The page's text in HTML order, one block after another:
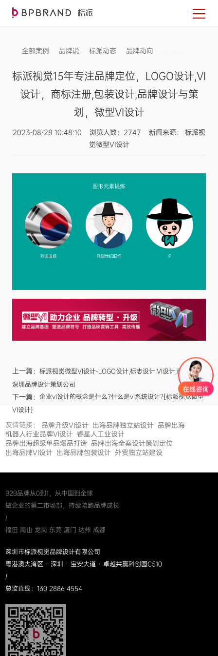
全部案例 品牌说 标派动态 品牌动向
标派视觉15年专注品牌定位，LOGO设计,VI
设计，商标注册,包装设计,品牌设计与策
划，微型VI设计
2023-08-28 10:48:10 浏览人数：2747 新闻来源： 标派视
觉微型VI设计
上一篇： 标派视觉微型VI设计-LOGO设计,标志设计,VI设计,商标设计,
深圳品牌设计策划公司
下一篇： 企业vi设计的概念是什么?什么是vi系统设计?{标派视觉微型
VI设计}
友情链接： 品牌升级VI设计 出海品牌独立站设计 品牌出海
机器人行业品牌VI设计 睿星人工业设计
品牌出海超级单品爆品打造 品牌出海全案设计策划定位
出海品牌VI设计 出海品牌包装设计 外贸独立站建设
B2B品牌从0到1，从中国到全球
做企业的第二市场部，持续陪跑品牌成长
/
福田 南山 龙岗 东莞 厦门 达州 成都
深圳市标派视觉品牌设计有限公司
粤港澳大湾区 · 深圳 · 宝安大道 · 卓越共赢科创园C510
/
总监直线：130 2886 4554